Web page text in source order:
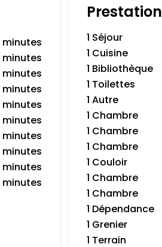
minutes
minutes
minutes
minutes
minutes
minutes
minutes
minutes
minutes
minutes
Prestation
1 Séjour
1 Cuisine
1 Bibliothèque
1 Toilettes
1 Autre
1 Chambre
1 Chambre
1 Chambre
1 Couloir
1 Chambre
1 Chambre
1 Dépendance
1 Grenier
1 Terrain